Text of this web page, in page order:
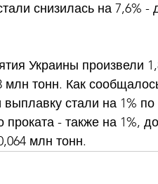
снизилась на 7,6% -
Украины произвели
млн тонн. Как
выплавку стали на 1%
проката - также на 1%,
млн тонн.